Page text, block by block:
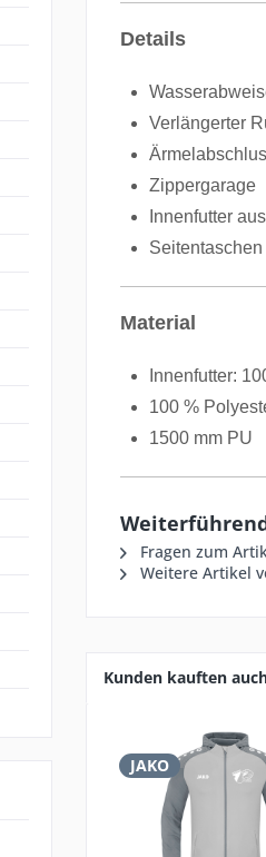
Details
Verlängerter
Zippergarage
Innenfutter
Material
Innenfutter:
100 %
1500 mm PU
Fragen zum
Weitere Artikel
Kunden kauften
JAKO